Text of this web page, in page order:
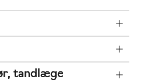
tandlæge